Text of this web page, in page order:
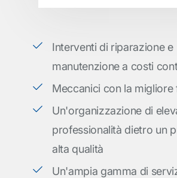
Interventi di riparazione e
manutenzione a costi
Meccanici con la
Un'organizzazione di
professionalità dietro un
alta qualità
Un'ampia gamma di